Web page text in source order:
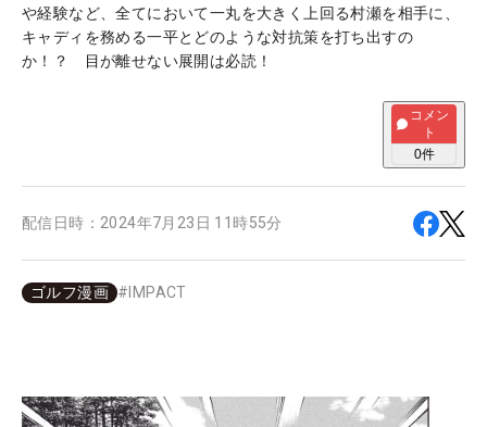
や経験など、全てにおいて一丸を大きく上回る村瀬を相手に、
キャディを務める一平とどのような対抗策を打ち出すの
か！？ 目が離せない展開は必読！
コメン
ト
0件
配信日時： 2024年7月23日 11時55分
ゴルフ漫画 # IMPACT